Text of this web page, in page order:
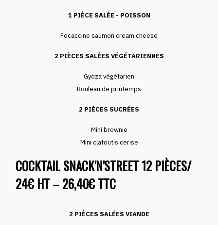
1 PIÈCE SALÉE - POISSON
Focaccine saumon cream cheese
2 PIÈCES SALÉES VÉGÉTARIENNES
Gyoza végétarien
Rouleau de printemps
2 PIÈCES SUCRÉES
Mini brownie
Mini clafoutis cerise
COCKTAIL SNACK'N'STREET 12 PIÈCES/
24€ HT – 26,40€ TTC
2 PIÈCES SALÉES VIANDE